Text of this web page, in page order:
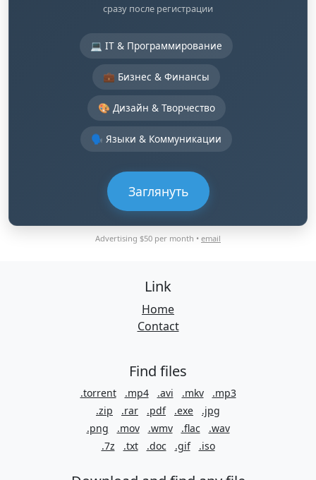
сразу после регистрации
💻 IT & Программирование
💼 Бизнес & Финансы
🎨 Дизайн & Творчество
🗣️ Языки & Коммуникации
Заглянуть
Advertising $50 per month • email
Link
Home
Contact
Find files
.torrent .mp4 .avi .mkv
.mp3
.zip
.rar .pdf .exe
.jpg
.png
.mov .wmv .flac
.wav
.7z
.txt .doc .gif .iso